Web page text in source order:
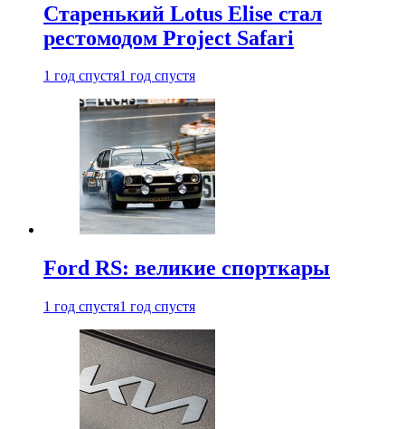
Старенький Lotus Elise стал
рестомодом Project Safari
1 год спустя1 год спустя
Ford RS: великие спорткары
1 год спустя1 год спустя